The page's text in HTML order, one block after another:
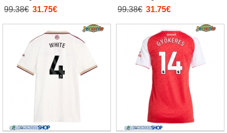
Manica Corta
99.38€ 31.75€
Manica Corta
99.38€ 31.75€